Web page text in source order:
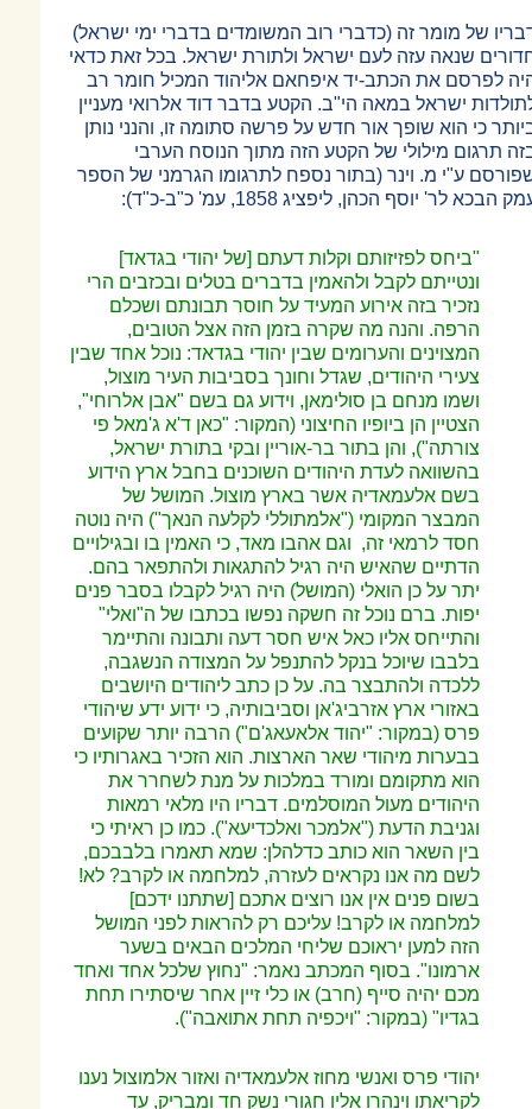
של מומר זה (כדברי רוב המשומדים בדברי ימי ישראל)
שנאה עזה לעם ישראל ולתורת ישראל. בכל זאת כדאי
לפרסם את הכתב-יד איפחאם אליהוד המכיל חומר רב
ישראל במאה הי"ב. הקטע בדבר דוד אלרואי מעניין
כי הוא שופך אור חדש על פרשה סתומה זו, והנני נותן
תרגום מילולי של הקטע הזה מתוך הנוסח הערבי
ע"י מ. וינר (בתור נספח לתרגומו הגרמני של הספר
הבכא לר' יוסף הכהן, ליפציג 1858, עמ' כ"ב-כ"ד):
"ביחס לפזיזותם וקלות דעתם [של יהודי בגדאד]
ונטייתם לקבל ולהאמין בדברים בטלים ובכזבים הרי
נזכיר בזה אירוע המעיד על חוסר תבונתם ושכלם
הרפה. והנה מה שקרה בזמן הזה אצל הטובים,
המצוינים והערומים שבין יהודי בגדאד: נוכל אחד שבין
צעירי היהודים, שגדל וחונך בסביבות העיר מוצול,
ושמו מנחם בן סולימאן, וידוע גם בשם "אבן אלרוחי",
הצטיין הן ביופיו החיצוני (המקור: "כאן ד'א ג'מאל פי
צורתה"), והן בתור בר-אוריין ובקי בתורת ישראל,
בהשוואה לעדת היהודים השוכנים בחבל ארץ הידוע
בשם אלעמאדיה אשר בארץ מוצול. המושל של
המבצר המקומי ("אלמתוללי לקלעה הנאך") היה נוטה
חסד לרמאי זה, וגם אהבו מאד, כי האמין בו ובגילויים
הדתיים שהאיש היה רגיל להתגאות ולהתפאר בהם.
יתר על כן הואלי (המושל) היה רגיל לקבלו בסבר פנים
יפות. ברם נוכל זה חשקה נפשו בכתבו של ה"ואלי"
והתייחס אליו כאל איש חסר דעה ותבונה והתיימר
בלבבו שיוכל בנקל להתנפל על המצודה הנשגבה,
ללכדה ולהתבצר בה. על כן כתב ליהודים היושבים
באזורי ארץ אזרביג'אן וסביבותיה, כי ידוע ידע שיהודי
פרס (במקור: "יהוד אלאעאג'ם") הרבה יותר שקועים
בבערות מיהודי שאר הארצות. הוא הזכיר באגרותיו כי
הוא מתקומם ומורד במלכות על מנת לשחרר את
היהודים מעול המוסלמים. דבריו היו מלאי רמאות
וגניבת הדעת ("אלמכר ואלכדיעא"). כמו כן ראיתי כי
בין השאר הוא כותב כדלהלן: שמא תאמרו בלבבכם,
לשם מה אנו נקראים לעזרה, למלחמה או לקרב? לא!
בשום פנים אין אנו רוצים אתכם [שתתנו ידכם]
למלחמה או לקרב! עליכם רק להראות לפני המושל
הזה למען יראוכם שליחי המלכים הבאים בשער
ארמונו". בסוף המכתב נאמר: "נחוץ שלכל אחד ואחד
מכם יהיה סייף (חרב) או כלי זיין אחר שיסתירו תחת
בגדיו" (במקור: "ויכפיה תחת אתואבה").
יהודי פרס ואנשי מחוז אלעמאדיה ואזור אלמוצול נענו
לקריאתו וינהרו אליו חגורי נשק חד ומבריק, עד